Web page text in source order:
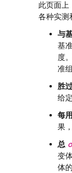
此页面上
各种实测
与
基
度
准
胜
给
每
果
总
变
体